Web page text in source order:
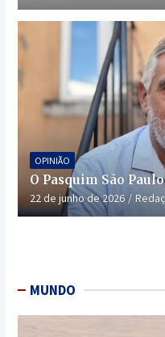
OPINIÃO
O Pasquim São
22 de junho de 2026
MUNDO